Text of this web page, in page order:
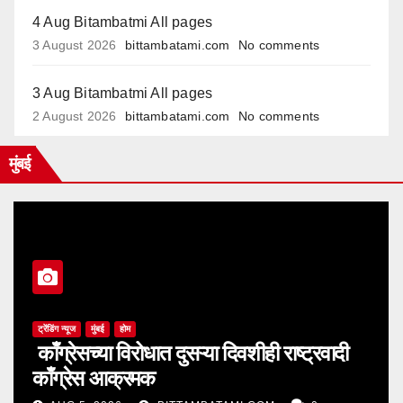
4 Aug Bitambatmi All pages
3 August 2026 bittambatami.com No comments
3 Aug Bitambatmi All pages
2 August 2026 bittambatami.com No comments
मुंबई
ट्रेंडिंग न्यूज मुंबई होम
काँग्रेसच्या विरोधात दुसऱ्या दिवशीही राष्ट्रवादी
काँग्रेस आक्रमक